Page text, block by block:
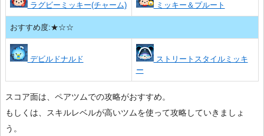
ラグビーミッキー(チャーム) ミッキー＆プルート
おすすめ度:★☆☆
デビルドナルド
ストリートスタイルミッキ
ー
スコア面は、ペアツムでの攻略がおすすめ。
もしくは、スキルレベルが高いツムを使って攻略していきましょ
う。